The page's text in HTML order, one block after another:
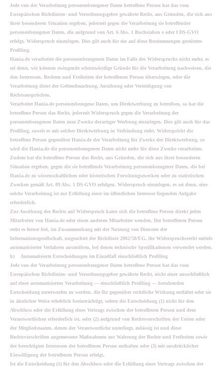
Jede von der Verarbeitung personenbezogener Daten betroffene Person hat das vom
Europäischen Richtlinien- und Verordnungsgeber gewährte Recht, aus Gründen, die sich aus
ihrer besonderen Situation ergeben, jederzeit gegen die Verarbeitung sie betreffender
personenbezogener Daten, die aufgrund von Art. 6 Abs. 1 Buchstaben e oder f DS-GVO
erfolgt, Widerspruch einzulegen. Dies gilt auch für ein auf diese Bestimmungen gestütztes
Profiling.
Hania.de verarbeitet die personenbezogenen Daten im Falle des Widerspruchs nicht mehr, es
sei denn, wir können zwingende schutzwürdige Gründe für die Verarbeitung nachweisen, die
den Interessen, Rechten und Freiheiten der betroffenen Person überwiegen, oder die
Verarbeitung dient der Geltendmachung, Ausübung oder Verteidigung von
Rechtsansprüchen.
Verarbeitet Hania.de personenbezogene Daten, um Direktwerbung zu betreiben, so hat die
betroffene Person das Recht, jederzeit Widerspruch gegen die Verarbeitung der
personenbezogenen Daten zum Zwecke derartiger Werbung einzulegen. Dies gilt auch für das
Profiling, soweit es mit solcher Direktwerbung in Verbindung steht. Widerspricht die
betroffene Person gegenüber Hania.de der Verarbeitung für Zwecke der Direktwerbung, so
wird die Hania.de die personenbezogenen Daten nicht mehr für diese Zwecke verarbeiten.
Zudem hat die betroffene Person das Recht, aus Gründen, die sich aus ihrer besonderen
Situation ergeben, gegen die sie betreffende Verarbeitung personenbezogener Daten, die bei
Hania.de zu wissenschaftlichen oder historischen Forschungszwecken oder zu statistischen
Zwecken gemäß Art. 89 Abs. 1 DS-GVO erfolgen, Widerspruch einzulegen, es sei denn, eine
solche Verarbeitung ist zur Erfüllung einer im öffentlichen Interesse liegenden Aufgabe
erforderlich.
Zur Ausübung des Rechts auf Widerspruch kann sich die betroffene Person direkt jeden
Mitarbeiter von Hania.de oder einen anderen Mitarbeiter wenden. Der betroffenen Person
steht es ferner frei, im Zusammenhang mit der Nutzung von Diensten der
Informationsgesellschaft, ungeachtet der Richtlinie 2002/58/EG, ihr Widerspruchsrecht mittels
automatisierter Verfahren auszuüben, bei denen technische Spezifikationen verwendet werden.
h) Automatisierte Entscheidungen im Einzelfall einschließlich Profiling
Jede von der Verarbeitung personenbezogener Daten betroffene Person hat das vom
Europäischen Richtlinien- und Verordnungsgeber gewährte Recht, nicht einer ausschließlich
auf einer automatisierten Verarbeitung — einschließlich Profiling — beruhenden
Entscheidung unterworfen zu werden, die ihr gegenüber rechtliche Wirkung entfaltet oder sie
in ähnlicher Weise erheblich beeinträchtigt, sofern die Entscheidung (1) nicht für den
Abschluss oder die Erfüllung eines Vertrags zwischen der betroffenen Person und dem
Verantwortlichen erforderlich ist, oder (2) aufgrund von Rechtsvorschriften der Union oder
der Mitgliedstaaten, denen der Verantwortliche unterliegt, zulässig ist und diese
Rechtsvorschriften angemessene Maßnahmen zur Wahrung der Rechte und Freiheiten sowie
der berechtigten Interessen der betroffenen Person enthalten oder (3) mit ausdrücklicher
Einwilligung der betroffenen Person erfolgt.
Ist die Entscheidung (1) für den Abschluss oder die Erfüllung eines Vertrags zwischen der